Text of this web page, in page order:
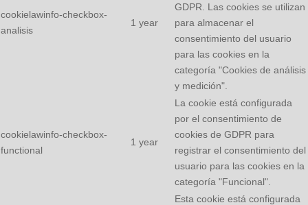
cookielawinfo-checkbox-
analisis
1 year
GDPR. Las cookies se utilizan
para almacenar el
consentimiento del usuario
para las cookies en la
categoría "Cookies de análisis
y medición".
cookielawinfo-checkbox-
functional
1 year
La cookie está configurada
por el consentimiento de
cookies de GDPR para
registrar el consentimiento del
usuario para las cookies en la
categoría "Funcional".
Esta cookie está configurada